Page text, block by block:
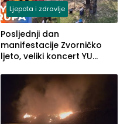
Ljepota i zdravlje
Posljednji dan
manifestacije Zvorničko
ljeto, veliki koncert YU
ove godine